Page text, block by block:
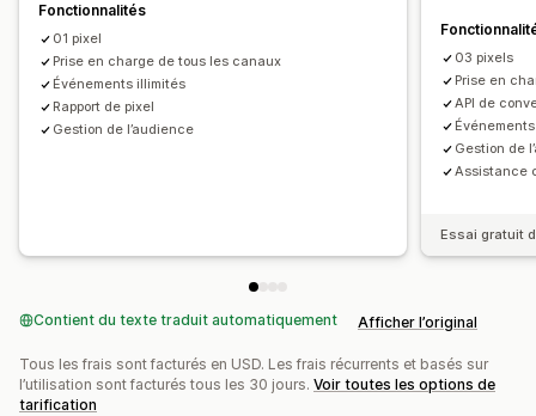
Tableau de bord des analyses de données
Conformité au RGPD
Fonctionnalités
01 pixel
Prise en charge de tous les canaux
Événements illimités
Rapport de pixel
Gestion de l’audience
03 pixels
Prise en
API de
Gestion de
Assistance
Essai gratuit
Contient du texte traduit automatiquement Afficher l’original
Tous les frais sont facturés en USD. Les frais récurrents et basés sur
l’utilisation sont facturés tous les 30 jours. Voir toutes les options de
tarification